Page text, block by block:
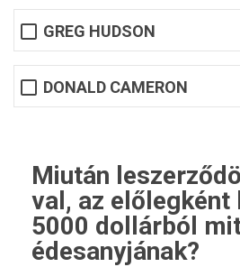
GREG HUDSON
DONALD CAMERON
Miután
val, az előlegként
5000 dollárból
édesanyjának?